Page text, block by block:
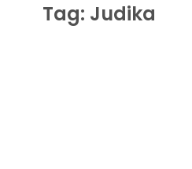
Tag: Judika